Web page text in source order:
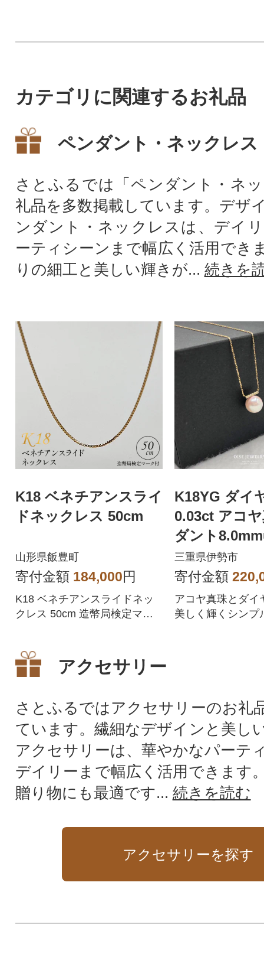
カテゴリに関連するお礼品
ペンダント・ネックレス
さとふるでは「ペンダント・ネ
礼品を多数掲載しています。デザ
ンダント・ネックレスは、デイ
ーティシーンまで幅広く活用でき
りの細工と美しい輝きが... 続きを
K18 ベネチアンスライ
ドネックレス 50cm
山形県飯豊町
寄付金額 184,000円
K18 ベネチアンスライドネッ
クレス 50cm 造幣局検定マー
K18YG ダイ
0.03ct アコ
ダント
三重県伊勢市
寄付金額
アコヤ真珠とダイ
美しく輝くシンプ
アクセサリー
さとふるではアクセサリーのお礼
ています。繊細なデザインと美し
アクセサリーは、華やかなパーテ
デイリーまで幅広く活用できます
贈り物にも最適です... 続きを読む
アクセサリーを探す